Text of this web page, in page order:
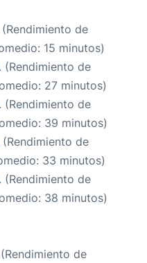
(Rendimiento de
15 minutos)
. (Rendimiento de
27 minutos)
. (Rendimiento de
39 minutos)
(Rendimiento de
33 minutos)
. (Rendimiento de
38 minutos)
de